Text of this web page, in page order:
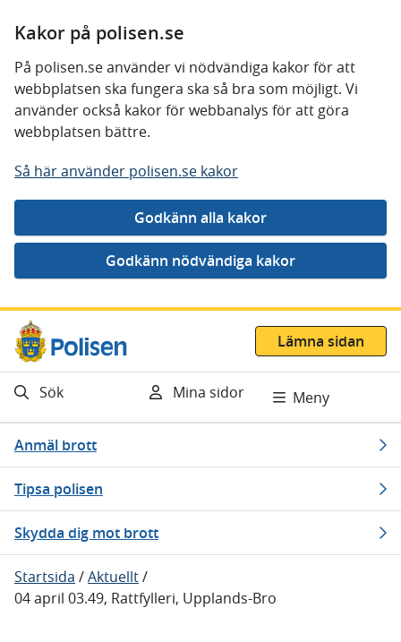
Kakor på polisen.se
På polisen.se använder vi nödvändiga kakor för att
webbplatsen ska fungera ska så bra som möjligt. Vi
använder också kakor för webbanalys för att göra
webbplatsen bättre.
Så här använder polisen.se kakor
Gå direkt till innehåll
Lämna sidan
Sök Mina sidor Meny
Anmäl brott
Tipsa polisen
Skydda dig mot brott
Startsida /Aktuellt/
04 april 03.49, Rattfylleri, Upplands-Bro